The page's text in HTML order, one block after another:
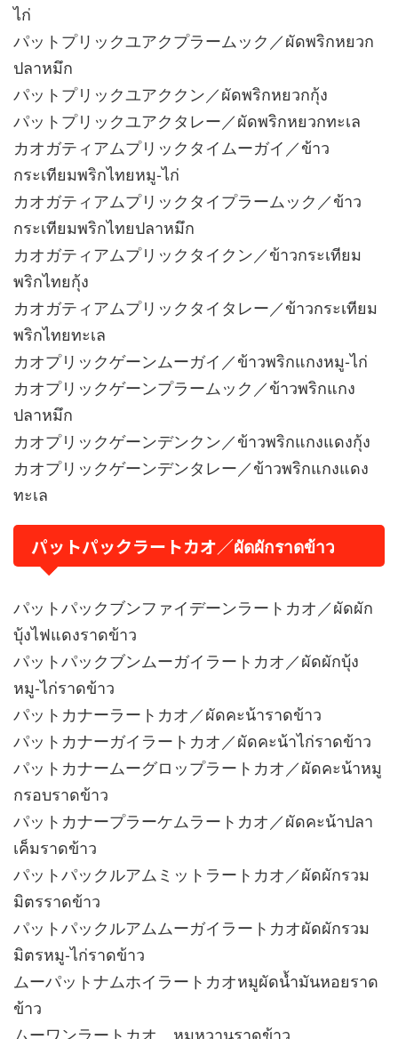
ไก่
パットプリックユアクプラームック／ผัดพริกหยวก
ปลาหมึก
パットプリックユアククン／ผัดพริกหยวกกุ้ง
パットプリックユアクタレー／ผัดพริกหยวกทะเล
カオガティアムプリックタイムーガイ／ข้าว
กระเทียมพริกไทยหมู-ไก่
カオガティアムプリックタイプラームック／ข้าว
กระเทียมพริกไทยปลาหมึก
カオガティアムプリックタイクン／ข้าวกระเทียม
พริกไทยกุ้ง
カオガティアムプリックタイタレー／ข้าวกระเทียม
พริกไทยทะเล
カオプリックゲーンムーガイ／ข้าวพริกแกงหมู-ไก่
カオプリックゲーンプラームック／ข้าวพริกแกง
ปลาหมึก
カオプリックゲーンデンクン／ข้าวพริกแกงแดงกุ้ง
カオプリックゲーンデンタレー／ข้าวพริกแกงแดง
ทะเล
パットパックラートカオ／ผัดผักราดข้าว
パットパックブンファイデーンラートカオ／ผัดผัก
บุ้งไฟแดงราดข้าว
パットパックブンムーガイラートカオ／ผัดผักบุ้ง
หมู-ไก่ราดข้าว
パットカナーラートカオ／ผัดคะน้าราดข้าว
パットカナーガイラートカオ／ผัดคะน้าไก่ราดข้าว
パットカナームーグロップラートカオ／ผัดคะน้าหมู
กรอบราดข้าว
パットカナープラーケムラートカオ／ผัดคะน้าปลา
เค็มราดข้าว
パットパックルアムミットラートカオ／ผัดผักรวม
มิตรราดข้าว
パットパックルアムムーガイラートカオผัดผักรวม
มิตรหมู-ไก่ราดข้าว
ムーパットナムホイラートカオหมูผัดน้ำมันหอยราด
ข้าว
ムーワンラートカオ หมูหวานราดข้าว